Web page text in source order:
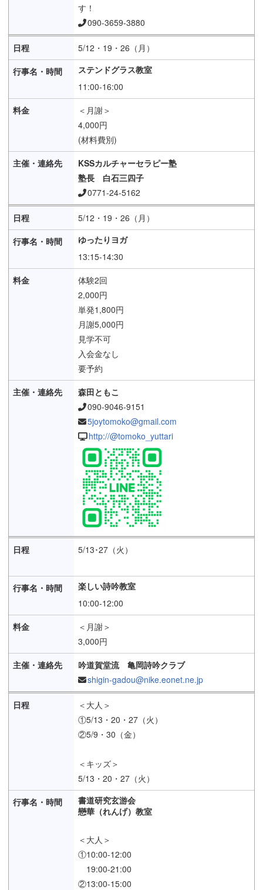
す！
090-3659-3880
5/12・19・26（月）
ステンドグラス教室
11:00-16:00
＜月謝＞
4,000円
(材料費別)
KSSカルチャーセラピー塾
塾長 白石三四子
0771-24-5162
5/12・19・26（月）
ゆったりヨガ
13:15-14:30
体験2回
2,000円
単発1,800円
月謝5,000円
見学不可
入会金なし
要予約
森田ともこ
090-9046-9151
5joytomoko@gmail.com
http://@tomoko_yuttari
5/13･27（火）
楽しい詩吟教室
10:00-12:00
＜月謝＞
3,000円
吟道賀堂流 亀岡詩吟クラブ
shigin-gadou@nike.eonet.ne.jp
＜大人＞
①5/13・20・27（火）
②5/9・30（金）
＜キッズ＞
5/13・20・27（火）
書道研究玄游会
戀華（れんげ）教室
＜大人＞
①10:00-12:00
19:00-21:00
②13:00-15:00